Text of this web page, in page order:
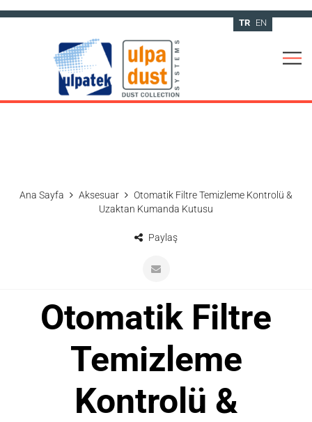
TR EN
Ana Sayfa Aksesuar
Otomatik Filtre Temizleme Kontrolü &
Uzaktan Kumanda Kutusu
Paylaş
Otomatik Filtre
Temizleme
Kontrolü &